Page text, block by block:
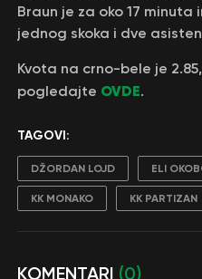
Braun je za oko 17
jednog skoka i dve
Kvota na crno-bele je
pogledajte OVDE.
TAGOVI:
DŽORDAN LOJD ELI
KK MONAKO KK PARTIZAN
KOMENTARI (0)